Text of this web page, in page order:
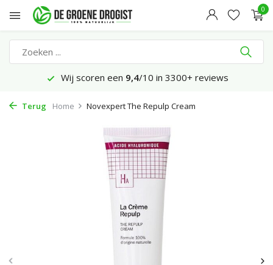
0
Wij scoren een 9,4/10 in 3300+ reviews
Terug Home Novexpert The Repulp Cream